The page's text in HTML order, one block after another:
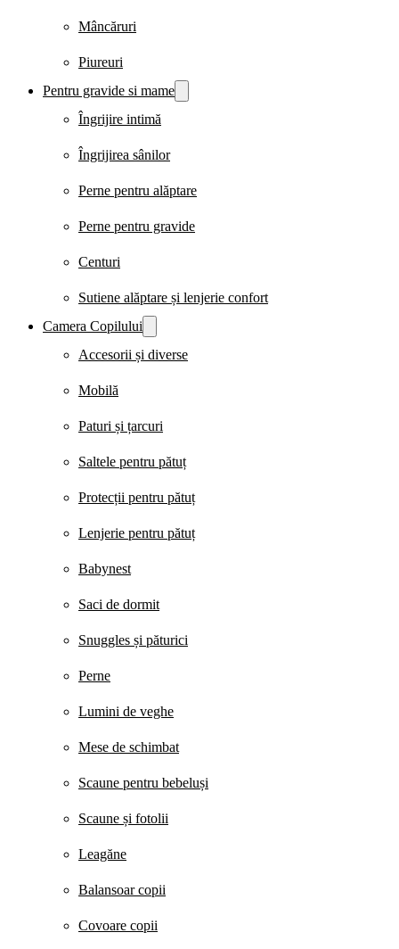
Mâncăruri
Piureuri
Pentru gravide si mame
Îngrijire intimă
Îngrijirea sânilor
Perne pentru alăptare
Perne pentru gravide
Centuri
Sutiene alăptare și lenjerie confort
Camera Copilului
Accesorii și diverse
Mobilă
Paturi și țarcuri
Saltele pentru pătuț
Protecții pentru pătuț
Lenjerie pentru pătuț
Babynest
Saci de dormit
Snuggles și păturici
Perne
Lumini de veghe
Mese de schimbat
Scaune pentru bebeluși
Scaune și fotolii
Leagăne
Balansoar copii
Covoare copii